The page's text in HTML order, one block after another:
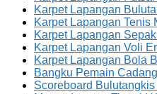
Karpet Lapangan
Karpet Lapangan Tenis
Karpet Lapangan
Karpet Lapangan Voli
Karpet Lapangan Bola
Bangku Pemain
Scoreboard